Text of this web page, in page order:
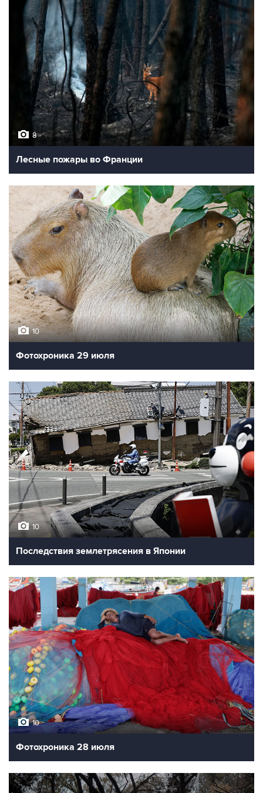
8
Лесные пожары во Франции
10
Фотохроника 29 июля
10
Последствия землетрясения в Японии
10
Фотохроника 28 июля